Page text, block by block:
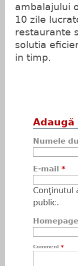
ambalajului
10 zile
restaurante
solutia
in timp.
Adaugă
Numele
E-mail *
Conţinutul
public.
Homepage
Comment *